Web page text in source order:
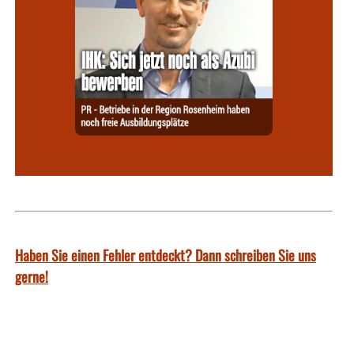
Haben Sie einen Fehler entdeckt? Dann schreiben Sie uns
gerne!